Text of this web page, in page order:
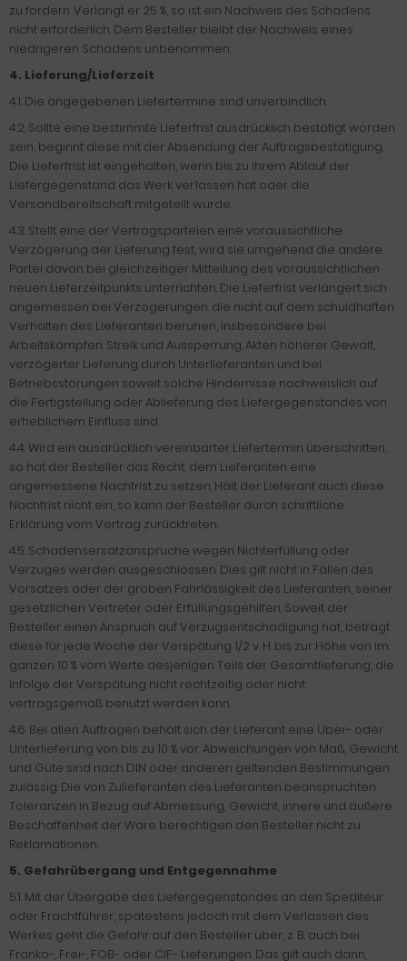
zu fordern. Verlangt er 25 %, so ist ein Nachweis des Schadens
nicht erforderlich. Dem Besteller bleibt der Nachweis eines
niedrigeren Schadens unbenommen.
4. Lieferung/Lieferzeit
4.1. Die angegebenen Liefertermine sind unverbindlich.
4.2. Sollte eine bestimmte Lieferfrist ausdrücklich bestätigt worden
sein, beginnt diese mit der Absendung der Auftragsbestätigung.
Die Lieferfrist ist eingehalten, wenn bis zu ihrem Ablauf der
Liefergegenstand das Werk ver1assen hat oder die
Versandbereitschaft mitgeteilt wurde.
4.3. Stellt eine der Vertragsparteien eine voraussichtliche
Verzögerung der Lieferung fest, wird sie umgehend die andere
Partei davon bei gleichzeitiger Mitteilung des voraussichtlichen
neuen Lieferzeitpunkts unterrichten. Die Lieferfrist verlängert sich
angemessen bei Verzögerungen. die nicht auf dem schuldhaften
Verhalten des Lieferanten beruhen, insbesondere bei
Arbeitskämpfen. Streik und Aussperrung. Akten höherer Gewalt,
verzögerter Lieferung durch Unterlieferanten und bei
Betriebsstörungen soweit solche Hindernisse nachweislich auf
die Fertigstellung oder Ablieferung des Liefergegenstandes von
erheblichem Einfluss sind.
4.4. Wird ein ausdrücklich vereinbarter Liefertermin überschritten,
so hat der Besteller das Recht, dem Lieferanten eine
angemessene Nachfrist zu setzen. Hält der Lieferant auch diese
Nachfrist nicht ein, so kann der Besteller durch schriftliche
Erklärung vom Vertrag zurücktreten.
4.5. Schadensersatzanspruche wegen Nichterfüllung oder
Verzuges werden ausgeschlossen. Dies gilt nicht in Fällen des
Vorsatzes oder der groben Fahrlässigkeit des Lieferanten, seiner
gesetzlichen Vertreter oder Erfüllungsgehilfen. Soweit der
Besteller einen Anspruch auf Verzugsentschädigung hat, beträgt
diese für jede Woche der Verspätung 1/2 v. H. bis zur Höhe von im
ganzen 10 % vom Werte desjenigen Teils der Gesamtlieferung, die
infolge der Verspätung nicht rechtzeitig oder nicht
vertragsgemäß benutzt werden kann.
4.6. Bei allen Aufträgen behält sich der Lieferant eine Über- oder
Unterlieferung von bis zu 10 % vor. Abweichungen von Maß, Gewicht
und Güte sind nach DIN oder anderen geltenden Bestimmungen
zulässig. Die von Zulieferanten des Lieferanten beanspruchten
Toleranzen in Bezug auf Abmessung, Gewicht, innere und äußere
Beschaffenheit der Ware berechtigen den Besteller nicht zu
Reklamationen.
5. Gefahrübergang und Entgegennahme
5.1. Mit der Übergabe des Liefergegenstandes an den Spediteur
oder Frachtführer, spätestens jedoch mit dem Verlassen des
Werkes geht die Gefahr auf den Besteller über, z. B. auch bei
Franko-, Frei-, FOB- oder CIF- Lieferungen. Das gilt auch dann,